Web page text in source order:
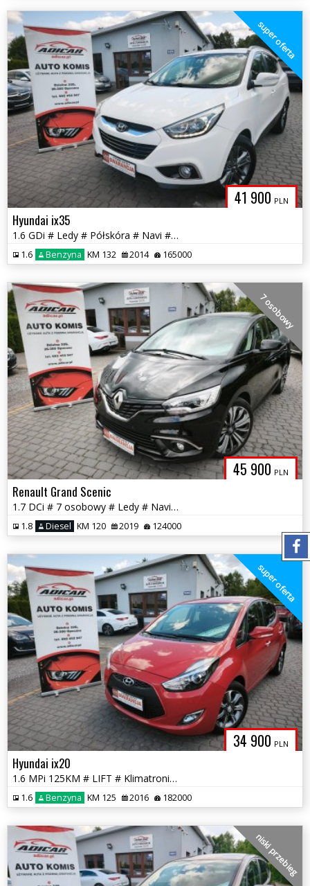
41 900 PLN
super oferta
Hyundai ix35
1.6 GDi # Ledy # Półskóra # Navi # Kamera # Serwis # GWARANCJA !!!
1.6 Benzyna KM 132 2014 165000
45 900 PLN
7 osobowy
Renault Grand Scenic
1.7 DCi # 7 osobowy # Ledy # Navi # Piękny! # Serwis # GWARANCJA !!!
1.8 Diesel KM 120 2019 124000
34 900 PLN
super oferta
Hyundai ix20
1.6 MPi 125KM # LIFT # Klimatronik # Felga # Piękny! # GWARANCJA !!!
1.6 Benzyna KM 125 2016 182000
niski przebieg